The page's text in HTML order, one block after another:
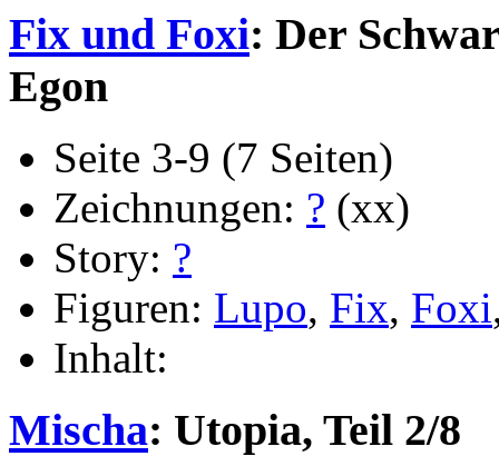
Fix und Foxi: Der
Egon
Seite 3-9 (7 Seiten)
Zeichnungen: ? (xx)
Story: ?
Figuren: Lupo, Fix, Foxi
Inhalt:
Mischa: Utopia, Teil 2/8